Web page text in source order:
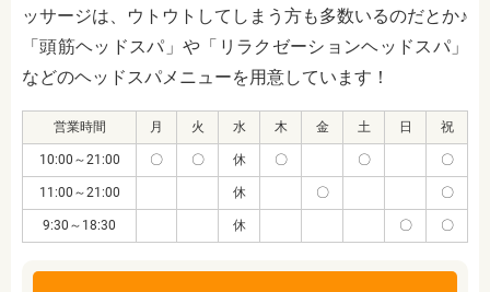
ッサージは、ウトウトしてしまう方も多数いるのだとか♪
「頭筋ヘッドスパ」や「リラクゼーションヘッドスパ」
などのヘッドスパメニューを用意しています！
営業時間 月 火 水 木 金 土 日 祝
10:00～21:00 〇 〇 休 〇 〇 〇
11:00～21:00 休 〇 〇
9:30～18:30 休 〇 〇